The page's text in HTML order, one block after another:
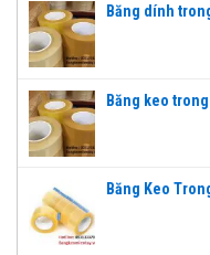
Băng dính
Băng keo trong
Băng Keo